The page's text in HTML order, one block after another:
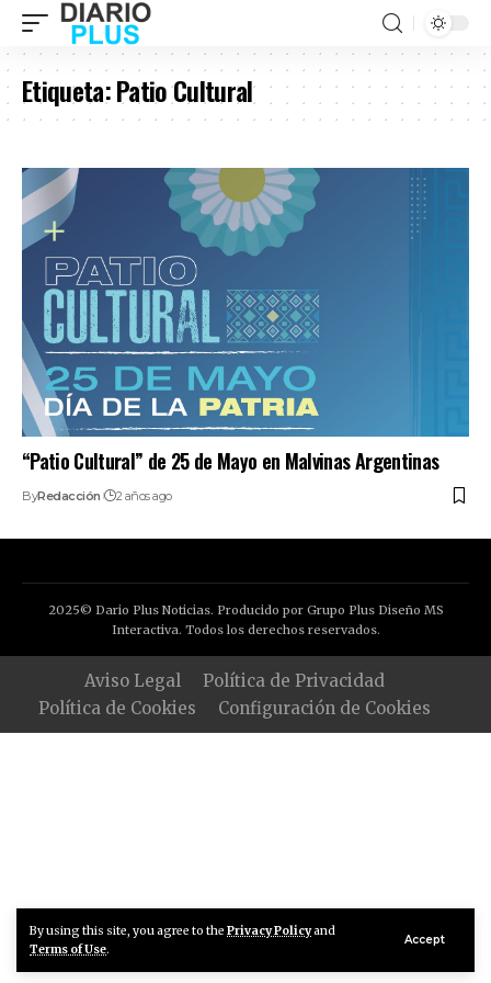
By using this site, you agree to the Privacy Policyand
Terms of Use.
Accept
Etiqueta:Patio Cultural
“Patio Cultural” de 25 de Mayo en Malvinas Argentinas
ByRedacción 2 años ago
2025© Dario Plus Noticias. Producido por Grupo Plus Diseño MS
Interactiva. Todos los derechos reservados.
Aviso Legal
Política de Privacidad
Política de Cookies
Configuración de Cookies